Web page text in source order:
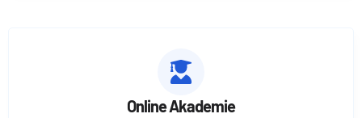
Online Akademie